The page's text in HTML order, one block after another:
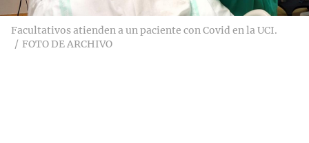
Facultativos atienden a un paciente con Covid en la UCI.
FOTO DE ARCHIVO